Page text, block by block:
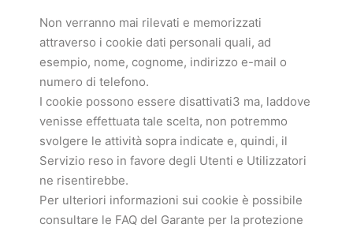
Non verranno mai rilevati e memorizzati
attraverso i cookie dati personali quali, ad
esempio, nome, cognome, indirizzo e-mail o
numero di telefono.
I cookie possono essere disattivati3 ma, laddove
venisse effettuata tale scelta, non potremmo
svolgere le attività sopra indicate e, quindi, il
Servizio reso in favore degli Utenti e Utilizzatori
ne risentirebbe.
Per ulteriori informazioni sui cookie è possibile
consultare le FAQ del Garante per la protezione